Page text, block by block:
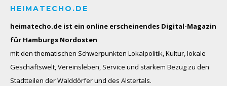
HEIMATECHO.DE
heimatecho.de ist ein online erscheinendes Digital-Magazin
für Hamburgs Nordosten
mit den thematischen Schwerpunkten Lokalpolitik, Kultur, lokale
Geschäftswelt, Vereinsleben, Service und starkem Bezug zu den
Stadtteilen der Walddörfer und des Alstertals.